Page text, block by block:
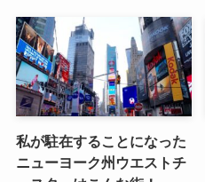
私が駐在することになった
ニューヨーク州ウエストチ